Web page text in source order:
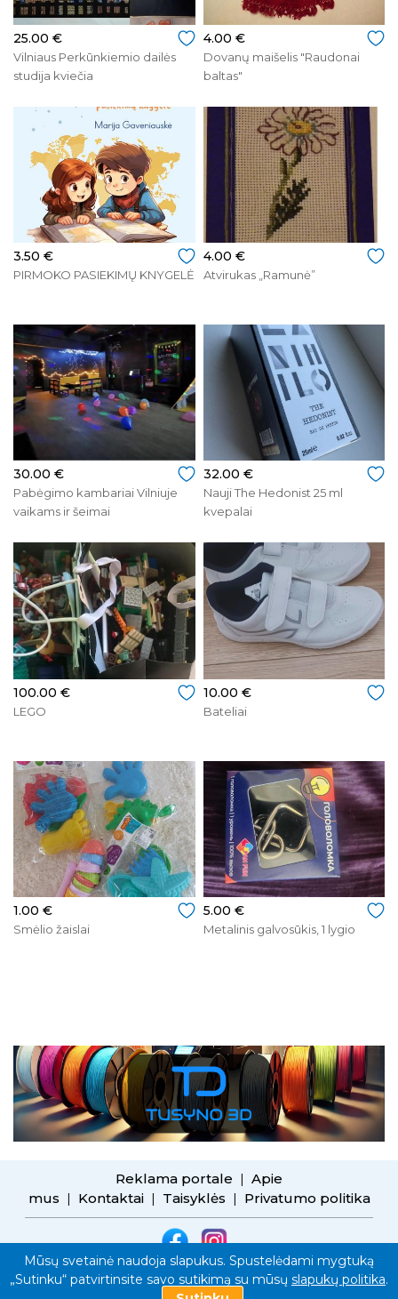
25.00 €
Vilniaus Perkūnkiemio dailės
studija kviečia
4.00 €
Dovanų maišelis "Raudonai
baltas"
3.50 €
PIRMOKO PASIEKIMŲ KNYGELĖ
4.00 €
Atvirukas „Ramunė”
30.00 €
Pabėgimo kambariai Vilniuje
vaikams ir šeimai
32.00 €
Nauji The Hedonist 25 ml
kvepalai
100.00 €
LEGO
10.00 €
Bateliai
1.00 €
Smėlio žaislai
5.00 €
Metalinis galvosūkis, 1 lygio
Mūsų svetainė naudoja slapukus. Spustelėdami mygtuką
„Sutinku“ patvirtinsite savo sutikimą su mūsų slapukų politika.
Reklama portale | Apie
mus | Kontaktai| Taisyklės | Privatumo politika
2026STUDIJA 4DVISOS TEISĖS SAUGOMOS.